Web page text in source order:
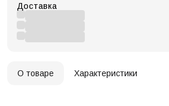
Доставка
О товаре Характеристики